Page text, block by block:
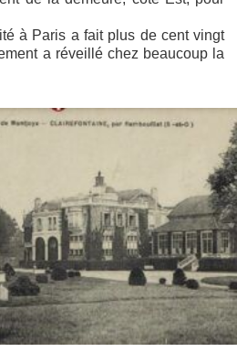
à Paris a fait plus de cent vingt
a réveillé chez beaucoup la